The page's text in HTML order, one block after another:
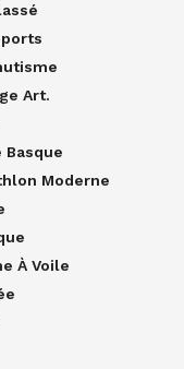
Art.
Basque
Moderne
À Voile